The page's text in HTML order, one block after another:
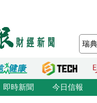
即時新聞 今日信報